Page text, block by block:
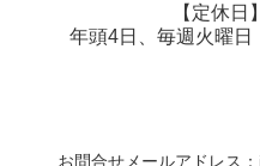
【定休日】
年頭4日、毎週火曜日
お問合せメールアドレス：